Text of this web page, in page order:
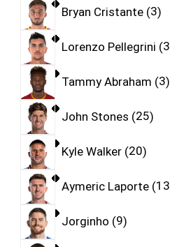
Bryan Cristante 3
Lorenzo Pellegrini 3
Tammy Abraham 3
John Stones 25
Kyle Walker 20
Aymeric Laporte 13
Jorginho 9